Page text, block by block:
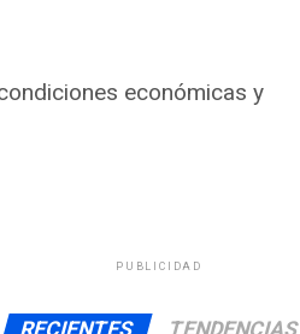
económicas y
PUBLICIDAD
RECIENTES TENDENCIAS